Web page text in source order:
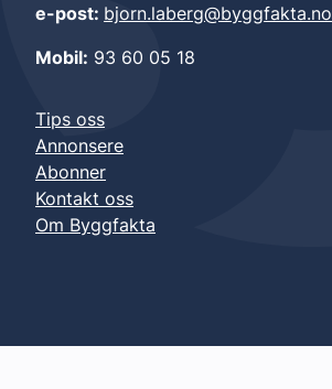
e-post: bjorn.laberg@byggfakta.no
Mobil: 93 60 05 18
Tips oss
Annonsere
Abonner
Kontakt oss
Om Byggfakta